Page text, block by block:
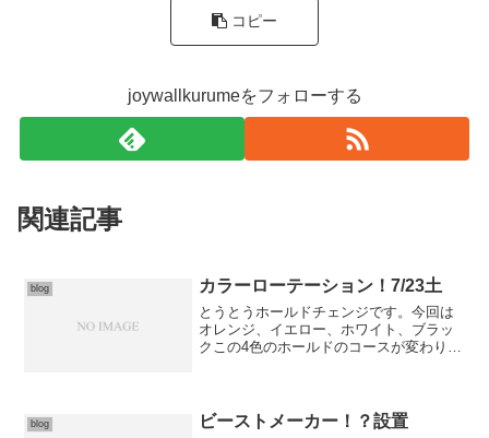
コピー
joywallkurumeをフォローする
関連記事
blog カラーローテーション！7/23土
とうとうホールドチェンジです。今回は
オレンジ、イエロー、ホワイト、ブラッ
クこの4色のホールドのコースが変わりま
習得のための知識で...
blog ビーストメーカー！？設置